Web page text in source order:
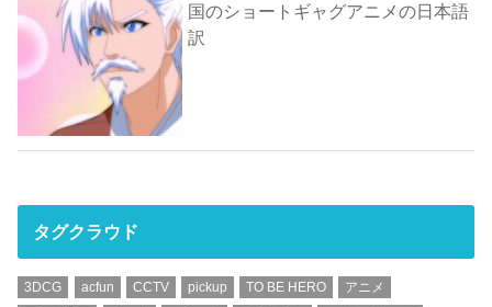
国のショートギャグアニメの日本語
訳
タグクラウド
3DCG acfun CCTV pickup TO BE HERO
アニメ